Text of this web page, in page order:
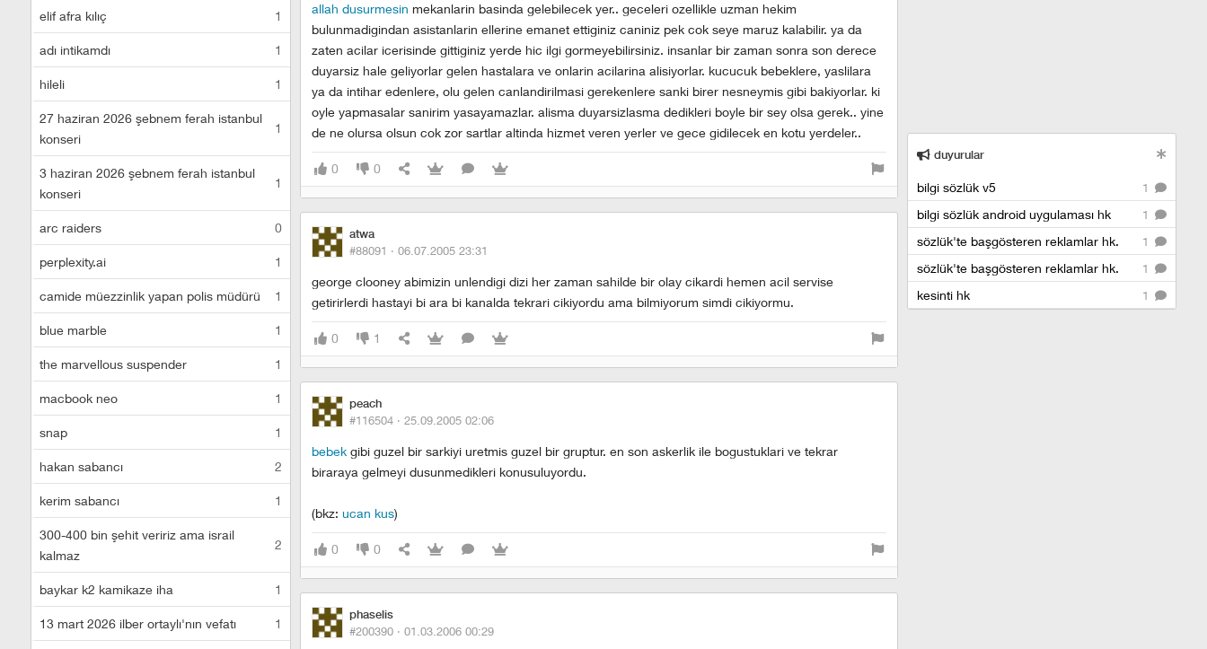
elif afra kılıç 1
adı intikamdı 1
hileli 1
27 haziran 2026 şebnem ferah istanbul
konseri
1
3 haziran 2026 şebnem ferah istanbul
konseri
1
arc raiders 0
perplexity.ai 1
camide müezzinlik yapan polis müdürü 1
blue marble 1
the marvellous suspender 1
macbook neo 1
snap 1
hakan sabancı 2
kerim sabancı 1
300-400 bin şehit veririz ama israil
kalmaz
2
baykar k2 kamikaze iha 1
13 mart 2026 ilber ortaylı'nın vefatı 1
allah dusurmesin mekanlarin basinda gelebilecek yer.. geceleri ozellikle uzman hekim
bulunmadigindan asistanlarin ellerine emanet ettiginiz caniniz pek cok seye maruz kalabilir. ya da
zaten acilar icerisinde gittiginiz yerde hic ilgi gormeyebilirsiniz. insanlar bir zaman sonra son derece
duyarsiz hale geliyorlar gelen hastalara ve onlarin acilarina alisiyorlar. kucucuk bebeklere, yaslilara
ya da intihar edenlere, olu gelen canlandirilmasi gerekenlere sanki birer nesneymis gibi bakiyorlar. ki
oyle yapmasalar sanirim yasayamazlar. alisma duyarsizlasma dedikleri boyle bir sey olsa gerek.. yine
de ne olursa olsun cok zor sartlar altinda hizmet veren yerler ve gece gidilecek en kotu yerdeler..
0 0
atwa
#88091 · 06.07.2005 23:31
george clooney abimizin unlendigi dizi her zaman sahilde bir olay cikardi hemen acil servise
getirirlerdi hastayi bi ara bi kanalda tekrari cikiyordu ama bilmiyorum simdi cikiyormu.
0 1
peach
#116504 · 25.09.2005 02:06
bebek gibi guzel bir sarkiyi uretmis guzel bir gruptur. en son askerlik ile bogustuklari ve tekrar
biraraya gelmeyi dusunmedikleri konusuluyordu.
(bkz: ucan kus)
0 0
phaselis
#200390 · 01.03.2006 00:29
duyurular
1
bilgi sözlük v5
1
bilgi sözlük android uygulaması hk
1
sözlük'te başgösteren reklamlar hk.
1
sözlük'te başgösteren reklamlar hk.
1
kesinti hk